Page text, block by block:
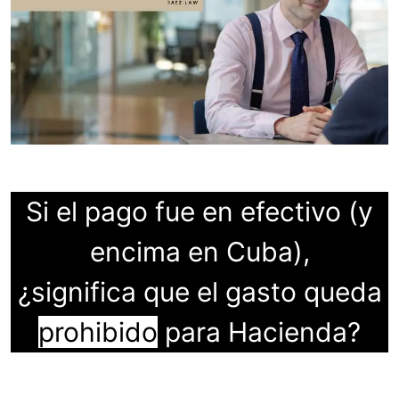
Si el pago fue en efectivo (y
encima en Cuba),
¿significa que el gasto queda
prohibido para Hacienda?